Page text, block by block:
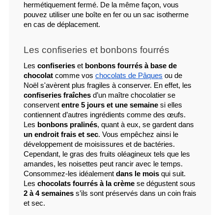
hermétiquement fermé. De la même façon, vous
pouvez utiliser une boîte en fer ou un sac isotherme
en cas de déplacement.
Les confiseries et bonbons fourrés
Les confiseries et bonbons fourrés à base de
chocolat comme vos chocolats de Pâques ou de
confiseries fraîches d’un maître chocolatier se
conservent entre 5 jours et une semaine si elles
contiennent d’autres ingrédients comme des œufs.
Les bonbons pralinés
un endroit frais et sec. Vous empêchez ainsi le
développement de moisissures et de bactéries.
Cependant, le gras des fruits oléagineux tels que les
amandes, les noisettes peut rancir avec le temps.
Consommez-les idéalement dans le mois qui suit.
Les chocolats fourrés à la crème
2 à 4 semaines s’ils sont préservés dans un coin frais
et sec.